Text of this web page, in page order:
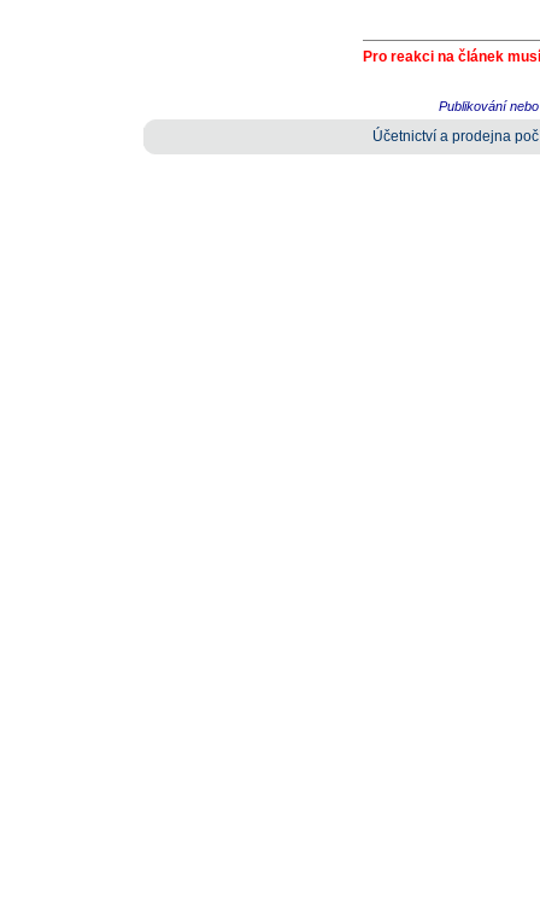
Pro reakci na článek
Publikování
Účetnictví a prodejna